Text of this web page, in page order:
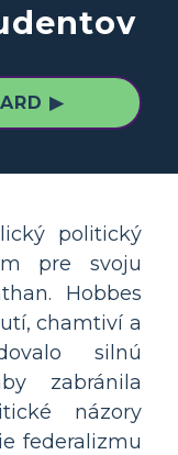
▶
politický
pre svoju
Hobbes
chamtiví a
silnú
zabránila
názory
federalizmu